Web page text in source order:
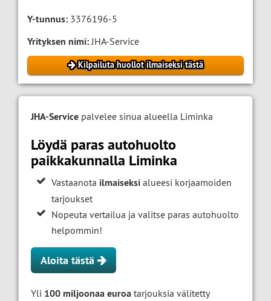
Y-tunnus: 3376196-5
Yrityksen nimi:JHA-Service
Kilpailuta huollot ilmaiseksi tästä
JHA-Service palvelee sinua alueella Liminka
Löydä paras autohuolto
paikkakunnalla Liminka
Vastaanota ilmaiseksi alueesi korjaamoiden
tarjoukset
Nopeuta vertailua ja valitse paras autohuolto
helpommin!
Aloita tästä
Yli 100 miljoonaa euroa tarjouksia välitetty